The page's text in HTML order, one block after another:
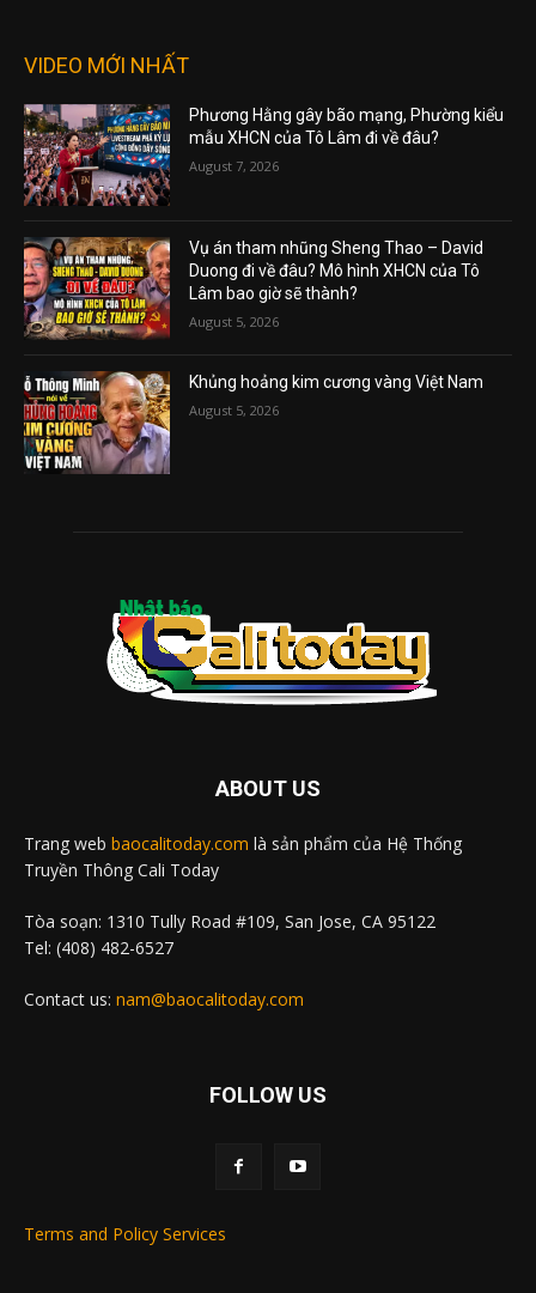
VIDEO MỚI NHẤT
Phương Hằng gây bão mạng, Phường kiểu
mẫu XHCN của Tô Lâm đi về đâu?
August 7, 2026
Vụ án tham nhũng Sheng Thao – David
Duong đi về đâu? Mô hình XHCN của Tô
Lâm bao giờ sẽ thành?
August 5, 2026
Khủng hoảng kim cương vàng Việt Nam
August 5, 2026
ABOUT US
Trang web baocalitoday.com là sản phẩm của Hệ Thống
Truyền Thông Cali Today
Tòa soạn: 1310 Tully Road #109, San Jose, CA 95122
Tel: (408) 482-6527
Contact us: nam@baocalitoday.com
FOLLOW US
Terms and Policy Services